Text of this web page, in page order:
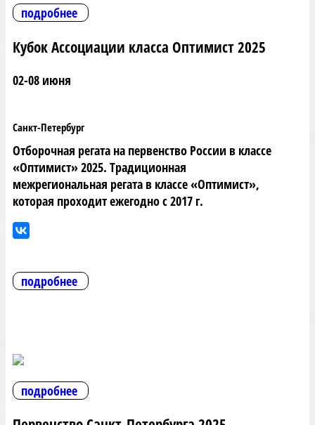
подробнее
Кубок Ассоциации класса Оптимист 2025
02-08 июня
Санкт-Петербург
Отборочная регата на первенство России в классе
«Оптимист» 2025. Традиционная
межрегиональная регата в классе «Оптимист»,
которая проходит ежегодно с 2017 г.
подробнее
подробнее